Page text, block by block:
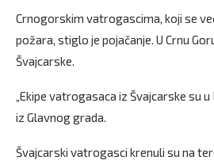
Crnogorskim vatrogascima, koji se
požara, stiglo je pojačanje. U Crnu
Švajcarske.
„Ekipe vatrogasaca iz Švajcarske su
iz Glavnog grada.
Švajcarski vatrogasci krenuli su na